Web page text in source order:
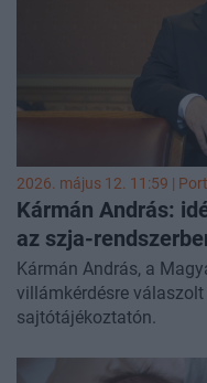
2026. május 12. 11:59 |
Kármán András:
az szja-
Kármán András, a
villámkérdésre
sajtótájékoztatón.